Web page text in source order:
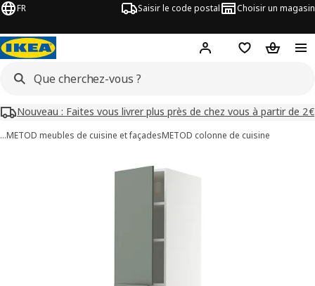
FR Saisir le code postal Choisir un magasin
Mon compteFavorisPanier
Nouveau : Faites vous livrer plus près de chez vous à partir de 2€
…METOD meubles de cuisine et façadesMETOD colonne de cuisine
de METOD / MAXIMERA